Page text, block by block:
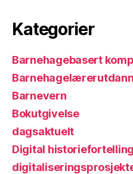
Kategorier
Barnehagebasert
Barnevern
Bokutgivelse
dagsaktuelt
Digital historiefortelling